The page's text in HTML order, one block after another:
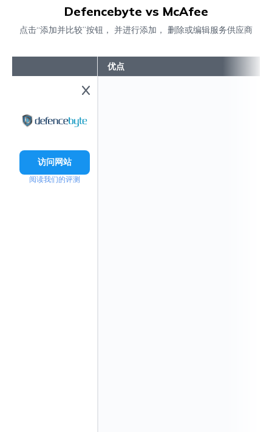
Defencebyte vs McAfee
点击“添加并比较”按钮， 并进行添加， 删除或编辑服务供应商
访问网站
阅读我们的评测
优点